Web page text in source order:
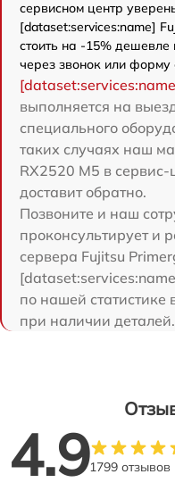
сервисном центр
[dataset:services:name]
стоить на -15%
через звонок или форму
выполняется на
специального
таких случаях наш
RX2520 M5 в
доставит обратно.
Позвоните и наш
проконсультирует и
сервера Fujitsu
по нашей статистике
при наличии деталей.
4.91799 отзывов